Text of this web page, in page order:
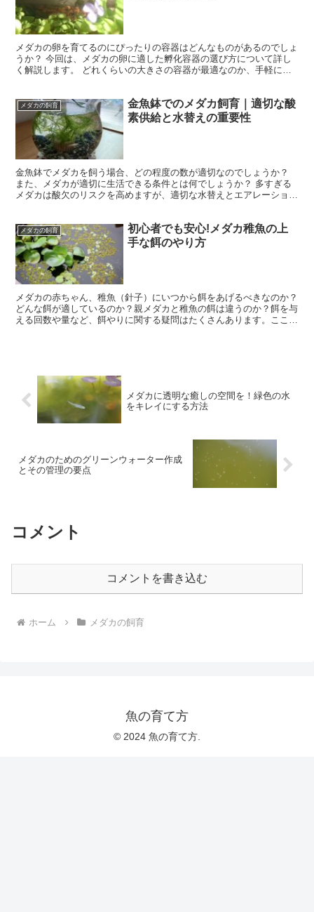
メダカの卵を育てるのにぴったりの容器はどんなものがあるのでしょ
うか？ 今回は、メダカの卵に適した孵化容器の選び方について詳し
く解説します。 どれくらいの大きさの容器が最適なのか、手軽に自
メダカの飼育
金魚鉢でのメダカ飼育｜適切な酸
素供給と水替えの重要性
金魚鉢でメダカを飼う場合、どの程度の数が適切なのでしょうか？
また、メダカが適切に生活できる条件とは何でしょうか？ 多すぎる
メダカは酸欠のリスクを高めますが、適切な水替えとエアレーション
メダカの飼育
初心者でも安心!メダカ稚魚の上
手な餌のやり方
メダカの赤ちゃん、稚魚（針子）にいつから餌をあげるべきなのか？
どんな餌が適しているのか？親メダカと稚魚の餌は違うのか？餌を与
える回数や量など、餌やりに関する疑問はたくさんあります。ここで
メダカに透明な癒しの空間を！緑色の水
をキレイにする方法
メダカのためのグリーンウォーター作成
とその管理の要点
コメント
コメントを書き込む
ホーム メダカの飼育
魚の育て方
© 2024 魚の育て方.